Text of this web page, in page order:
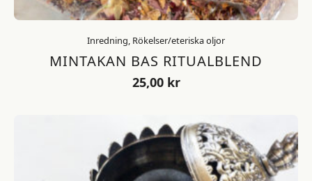
Inredning, Rökelser/eteriska oljor
MINTAKAN BAS RITUALBLEND
25,00 kr